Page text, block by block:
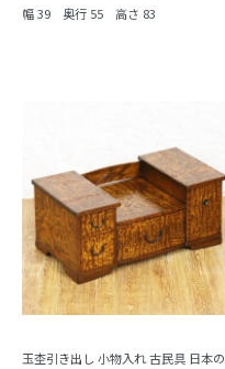
幅 39 奥行 55 高さ 83
玉杢引き出し 小物入れ 古民具 日本の